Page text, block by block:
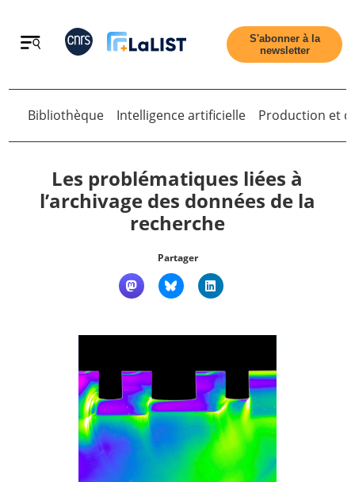
Retour
Nous suivre
S'abonner à la
newsletter
Retour
Bibliothèque Intelligence artificielle Production et
Les problématiques liées à
l’archivage des données de la
recherche
Partager